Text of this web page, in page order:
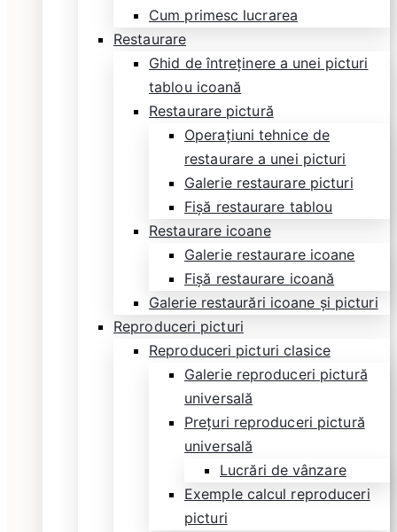
Cum primesc lucrarea
Restaurare
Ghid de întreținere a unei picturi
tablou icoană
Restaurare pictură
Operațiuni tehnice de
restaurare a unei picturi
Galerie restaurare picturi
Fișă restaurare tablou
Restaurare icoane
Galerie restaurare icoane
Fișă restaurare icoană
Galerie restaurări icoane și picturi
Reproduceri picturi
Reproduceri picturi clasice
Galerie reproduceri pictură
universală
Prețuri reproduceri pictură
universală
Lucrări de vânzare
Exemple calcul reproduceri
picturi